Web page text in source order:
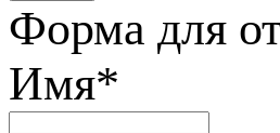
Форма для
Имя*